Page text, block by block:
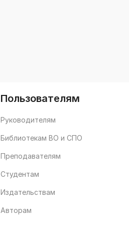
Пользователям
Руководителям
Библиотекам ВО и СПО
Преподавателям
Студентам
Издательствам
Авторам